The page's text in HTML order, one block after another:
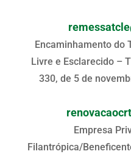
Encaminhamento do
Livre e Esclarecido –
330, de 5 de
Empresa
Filantrópica/